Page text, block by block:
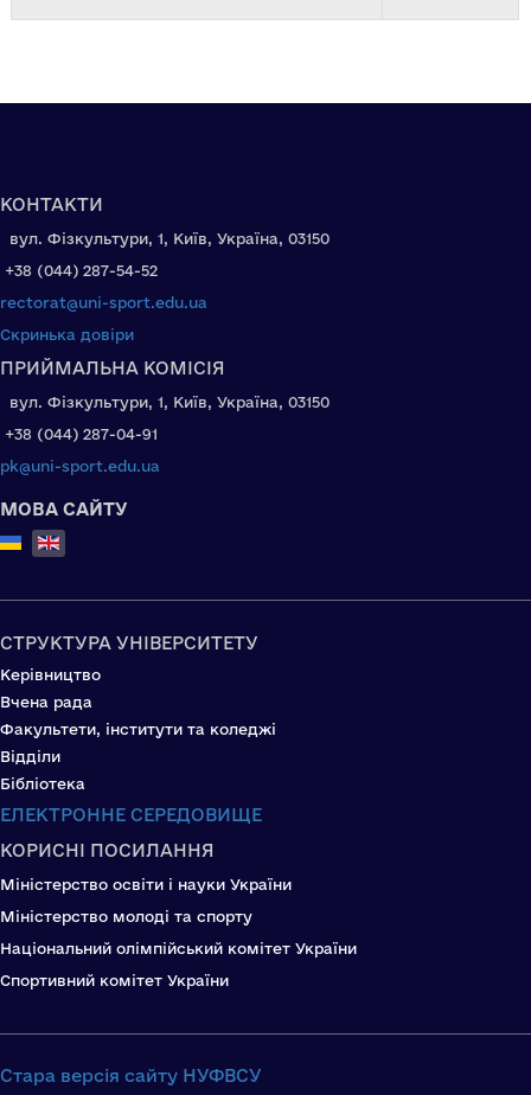
КОНТАКТИ
вул. Фізкультури, 1, Київ, Україна, 03150
+38 (044) 287-54-52
rectorat@uni-sport.edu.ua
Скринька довіри
ПРИЙМАЛЬНА КОМІСІЯ
вул. Фізкультури, 1, Київ, Україна, 03150
+38 (044) 287-04-91
pk@uni-sport.edu.ua
МОВА САЙТУ
Select your language
СТРУКТУРА УНІВЕРСИТЕТУ
Керівництво
Вчена рада
Факультети, інститути та коледжі
Відділи
Бібліотека
ЕЛЕКТРОННЕ СЕРЕДОВИЩЕ
КОРИСНІ ПОСИЛАННЯ
Міністерство освіти і науки України
Міністерство молоді та спорту
Національний олімпійський комітет України
Спортивний комітет України
Стара версія сайту НУФВСУ